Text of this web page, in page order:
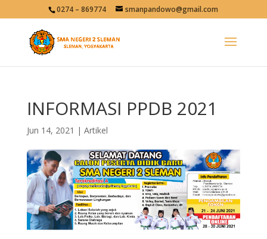
0274 – 869774 smanpandowo@gmail.com
INFORMASI PPDB 2021
Jun 14, 2021 | Artikel